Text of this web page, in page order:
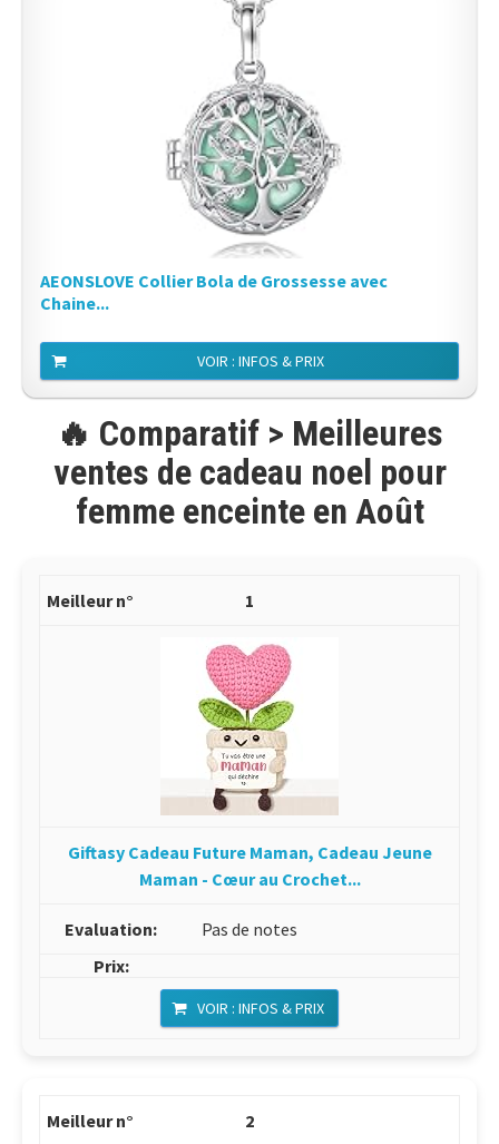
AEONSLOVE Collier Bola de Grossesse avec
Chaine...
VOIR : INFOS & PRIX
🔥 Comparatif > Meilleures
ventes de cadeau noel pour
femme enceinte en Août
1
Giftasy Cadeau Future Maman, Cadeau Jeune
Maman - Cœur au Crochet...
Pas de notes
VOIR : INFOS & PRIX
2